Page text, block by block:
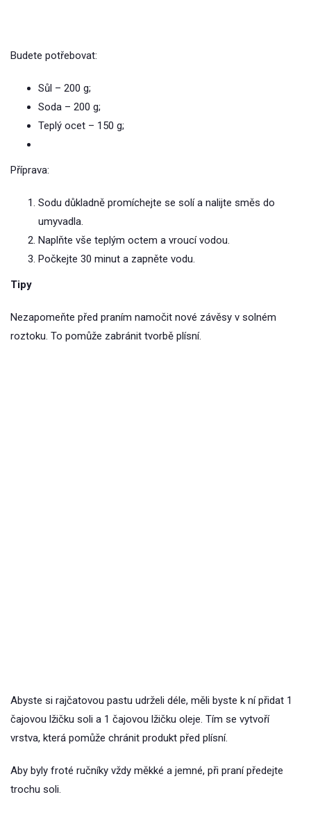
Budete potřebovat:
Sůl – 200 g;
Soda – 200 g;
Teplý ocet – 150 g;
Příprava:
Sodu důkladně promíchejte se solí a nalijte směs do
umyvadla.
Naplňte vše teplým octem a vroucí vodou.
Počkejte 30 minut a zapněte vodu.
Tipy
Nezapomeňte před praním namočit nové závěsy v solném
roztoku. To pomůže zabránit tvorbě plísní.
Abyste si rajčatovou pastu udrželi déle, měli byste k ní přidat 1
čajovou lžičku soli a 1 čajovou lžičku oleje. Tím se vytvoří
vrstva, která pomůže chránit produkt před plísní.
Aby byly froté ručníky vždy měkké a jemné, při praní předejte
trochu soli.